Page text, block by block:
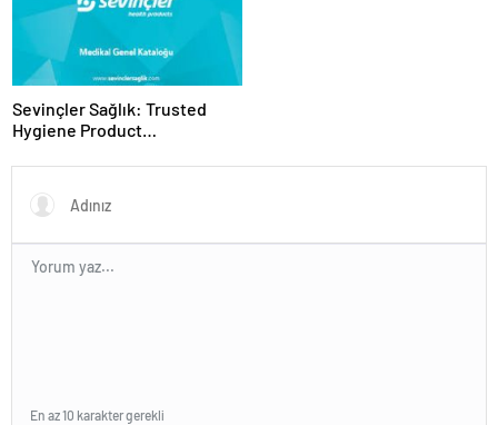
Sevinçler Sağlık: Trusted
Hygiene Product
En az 10 karakter gerekli